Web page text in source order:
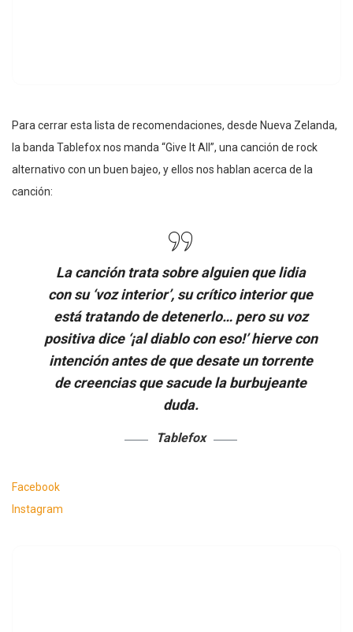
Para cerrar esta lista de recomendaciones, desde Nueva Zelanda,
la banda Tablefox nos manda “Give It All”, una canción de rock
alternativo con un buen bajeo, y ellos nos hablan acerca de la
canción:
La canción trata sobre alguien que lidia
con su ‘voz interior’, su crítico interior que
está tratando de detenerlo… pero su voz
positiva dice ‘¡al diablo con eso!’ hierve con
intención antes de que desate un torrente
de creencias que sacude la burbujeante
duda.
Tablefox
Facebook
Instagram